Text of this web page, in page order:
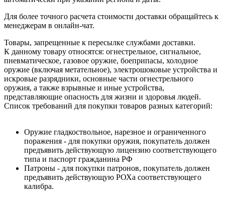
Для более точного расчета стоимости доставки обращайтесь к
менеджерам в онлайн-чат.
Товары, запрещенные к пересылке службами доставки.
К данному товару относятся: огнестрельное, сигнальное,
пневматическое, газовое оружие, боеприпасы, холодное
оружие (включая метательное), электрошоковые устройства и
искровые разрядники, основные части огнестрельного
оружия, а также взрывные и иные устройства,
представляющие опасность для жизни и здоровья людей.
Список требований для покупки товаров разных категорий:
Оружие гладкоствольное, нарезное и ограниченного
поражения - для покупки оружия, покупатель должен
предъявить действующую лицензию соответствующего
типа и паспорт гражданина РФ
Патроны - для покупки патронов, покупатель должен
предъявить действующую РОХа соответствующего
калибра.